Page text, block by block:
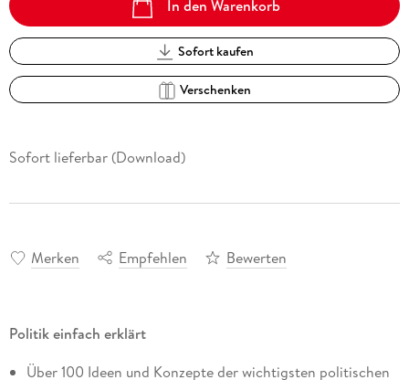
In den Warenkorb
Sofort kaufen
Verschenken
Sofort lieferbar (Download)
Merken Empfehlen Bewerten
Politik einfach erklärt
Über 100 Ideen und Konzepte der wichtigsten politischen